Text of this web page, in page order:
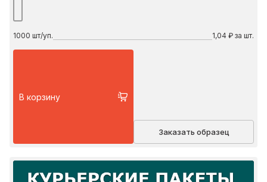
1000 шт/уп. 1,04 ₽ за шт.
В корзину
Заказать образец